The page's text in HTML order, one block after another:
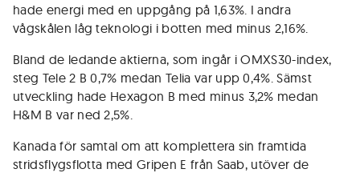
hade energi med en uppgång på 1,63%. I andra
vågskålen låg teknologi i botten med minus 2,16%.
Bland de ledande aktierna, som ingår i OMXS30-index,
steg Tele 2 B 0,7% medan Telia var upp 0,4%. Sämst
utveckling hade Hexagon B med minus 3,2% medan
H&M B var ned 2,5%.
Kanada för samtal om att komplettera sin framtida
stridsflygsflotta med Gripen E från Saab, utöver de